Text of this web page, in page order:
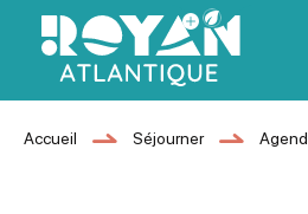
Afficher la barre
Royan Atlantique
Accueil Séjourner